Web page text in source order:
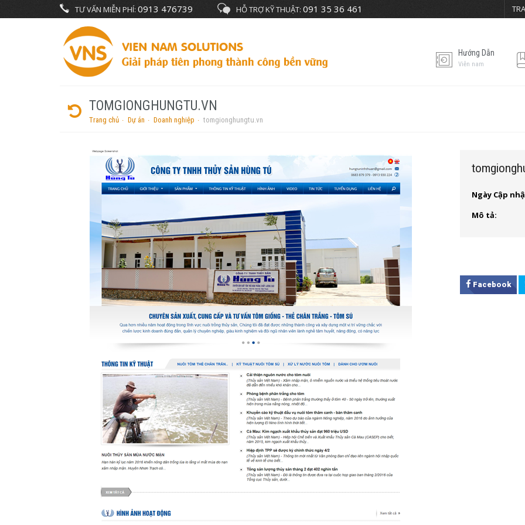
TƯ VẤN MIỄN PHÍ: 0913 476739 HỖ TRỢ KỸ THUẬT: 091 35 36 461
Hướng Dẫn
Viễn nam
TOMGIONGHUNGTU.VN
Trang chủ Dự án Doanh nghiệp tomgionghungtu.vn
Ngày Cập
Mô tả:
Facebook